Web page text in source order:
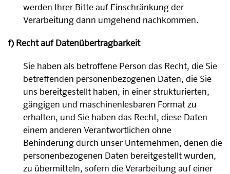
werden Ihrer Bitte auf Einschränkung der
Verarbeitung dann umgehend nachkommen.
f) Recht auf Datenübertragbarkeit
Sie haben als betroffene Person das Recht, die Sie
betreffenden personenbezogenen Daten, die Sie
uns bereitgestellt haben, in einer strukturierten,
gängigen und maschinenlesbaren Format zu
erhalten, und Sie haben das Recht, diese Daten
einem anderen Verantwortlichen ohne
Behinderung durch unser Unternehmen, denen die
personenbezogenen Daten bereitgestellt wurden,
zu übermitteln, sofern die Verarbeitung auf einer